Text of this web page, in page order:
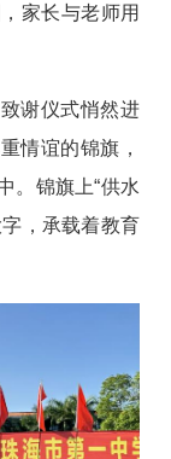
家长与老师用
谢仪式悄然进
情谊的锦旗，
。锦旗上“供水
，承载着教育